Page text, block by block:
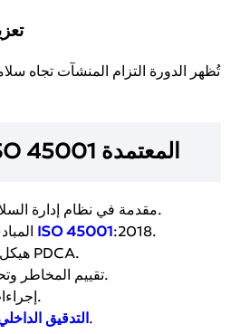
تُظهر الدورة التزام المنشآت تجاه
محتوى دورة ISO 45001 المعتمدة
مقدمة في نظام إدارة السلامة والصحة المهنية.
ISO 45001:2018.
هيكل النظام وفق نموذج PDCA.
تقييم المخاطر وتحديد فرص التحسين.
إجراءات الرقابة والامتثال.
التدقيق والمراجعة الإدارية.